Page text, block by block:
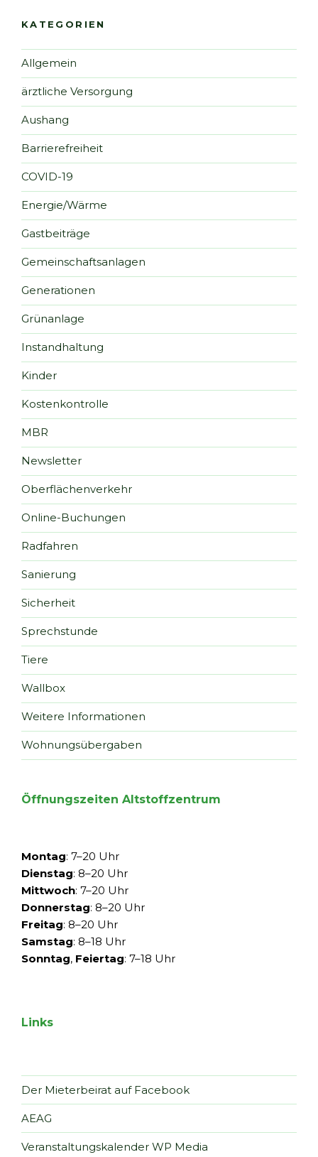
KATEGORIEN
Allgemein
ärztliche Versorgung
Aushang
Barrierefreiheit
COVID-19
Energie/Wärme
Gastbeiträge
Gemeinschaftsanlagen
Generationen
Grünanlage
Instandhaltung
Kinder
Kostenkontrolle
MBR
Newsletter
Oberflächenverkehr
Online-Buchungen
Radfahren
Sanierung
Sicherheit
Sprechstunde
Tiere
Wallbox
Weitere Informationen
Wohnungsübergaben
Öffnungszeiten Altstoffzentrum
Montag: 7–20 Uhr
Dienstag: 8–20 Uhr
Mittwoch: 7–20 Uhr
Donnerstag: 8–20 Uhr
Freitag: 8–20 Uhr
Samstag: 8–18 Uhr
Sonntag, Feiertag: 7–18 Uhr
Links
Der Mieterbeirat auf Facebook
AEAG
Veranstaltungskalender WP Media